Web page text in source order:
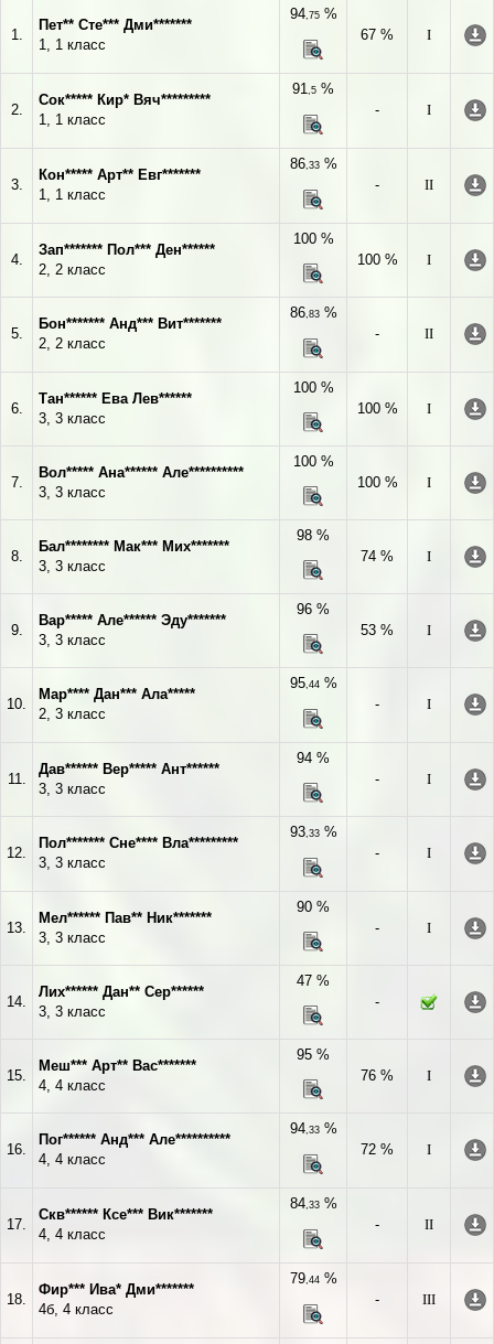
1.
Пет** Сте*** Дми*******
1, 1 класс
94,75%
67 %
I
2.
Сок***** Кир* Вяч*********
1, 1 класс
91,5 %
-
I
3.
Кон***** Арт** Евг*******
1, 1 класс
86,33%
-
II
4.
Зап******* Пол*** Ден******
2, 2 класс
100 %
100 %
I
5.
Бон******* Анд*** Вит*******
2, 2 класс
86,83%
-
II
6.
Тан****** Ева Лев******
3, 3 класс
100 %
100 %
I
7.
Вол***** Ана****** Але**********
3, 3 класс
100 %
100 %
I
8.
Бал******** Мак*** Мих*******
3, 3 класс
98 %
74 %
I
9.
Вар***** Але****** Эду*******
3, 3 класс
96 %
53 %
I
10.
Мар**** Дан*** Ала*****
2, 3 класс
95,44%
-
I
11.
Дав****** Вер***** Ант******
3, 3 класс
94 %
-
I
12.
Пол******* Сне**** Вла*********
3, 3 класс
93,33%
-
I
13.
Мел****** Пав** Ник*******
3, 3 класс
90 %
-
I
14.
Лих****** Дан** Сер******
3, 3 класс
47 %
-
15.
Меш*** Арт** Вас*******
4, 4 класс
95 %
76 %
I
16.
Пог****** Анд*** Але**********
4, 4 класс
94,33%
72 %
I
17.
Скв****** Ксе*** Вик*******
4, 4 класс
84,33%
-
II
18.
Фир*** Ива* Дми*******
4б, 4 класс
79,44%
-
III